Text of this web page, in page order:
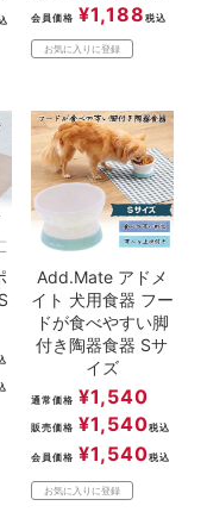
会員価格 ¥1,188 税込
お気に入りに登録
Add.Mate アドメ
イト 犬用食器 フー
ドが食べやすい脚
付き陶器食器 Sサ
イズ
通常価格 ¥1,540
販売価格 ¥1,540税込
会員価格 ¥1,540税込
お気に入りに登録